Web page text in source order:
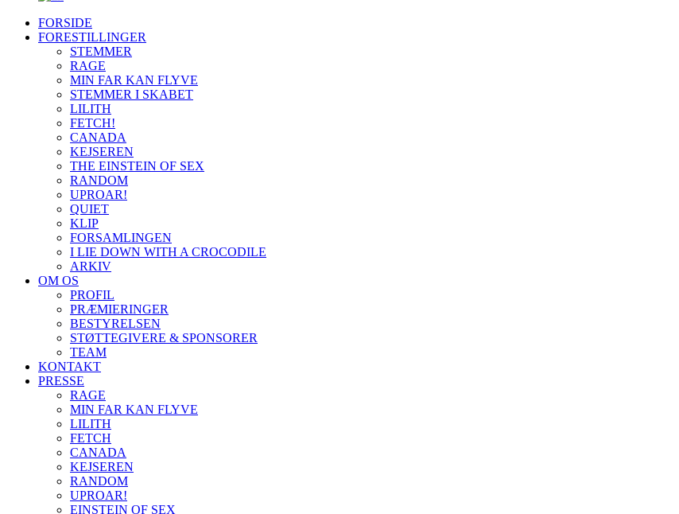
FORSIDE
FORESTILLINGER
STEMMER
RAGE
MIN FAR KAN FLYVE
STEMMER I SKABET
LILITH
FETCH!
CANADA
KEJSEREN
THE EINSTEIN OF SEX
RANDOM
UPROAR!
QUIET
KLIP
FORSAMLINGEN
I LIE DOWN WITH A CROCODILE
ARKIV
OM OS
PROFIL
PRÆMIERINGER
BESTYRELSEN
STØTTEGIVERE & SPONSORER
TEAM
KONTAKT
PRESSE
RAGE
MIN FAR KAN FLYVE
LILITH
FETCH
CANADA
KEJSEREN
RANDOM
UPROAR!
EINSTEIN OF SEX